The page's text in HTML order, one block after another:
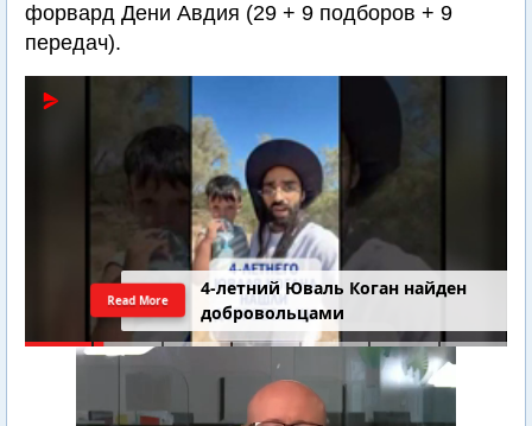
форвард Дени Авдия (29 + 9 подборов + 9
передач).
4-летний Юваль Коган найден
добровольцами
Read More